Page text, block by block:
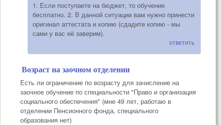
1. Если поступаете на бюджет, то обучение
бесплатно. 2. В данной ситуации вам нужно принести
оригинал аттестата и копию (сдадите копию - мы
сами у вас её заверим).
ответить
Возраст на заочном отделении
Есть ли ограничение по возрасту для зачисление на
заочное обучение по специальности "Право и организация
социального обеспечения" (мне 49 лет, работаю в
отделении Пенсионного фонда, специального
образования нет)